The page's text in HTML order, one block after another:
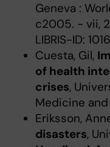
Geneva :
c2005. - vii,
LIBRIS-ID:
Cuesta, Gil,
of health
crises,
Medicine
Eriksson,
disasters,